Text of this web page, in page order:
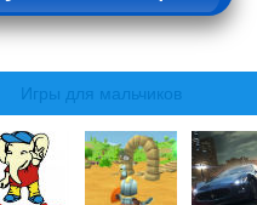
Игры для мальчиков